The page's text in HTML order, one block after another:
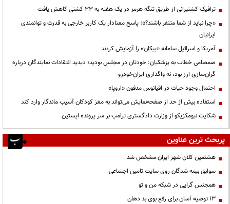
ترافیک کشتیرانی از طریق تنگه هرمز در یک هفته به ۳۳ کشتی کاهش یافت
«چرا نباید از شما متنفر باشند؟»؛ پاسخ معنادار یک کاربر خارجی به قدرت و توانمندی
ایرانیان
آمریکا و اسرائیل سامانه «پیکان» را آزمایش کردند
صمصامی خطاب به پزشکیان: خودتان در مجلس بودید؛ دیدید انتقادات نمایندگان درباره
گران‌سازی ارز بود، نه واگذاری ایران‌خودرو
احتمال وجود حیات در اقیانوس مدفون «اروپا»
استفاده بیش از حد از صفحه‌نمایش می‌تواند به مغز کودکان آسیب ماندگار وارد کند
شکایت نیومکزیکو از وزارت دادگستری ترامپ بر سر پرونده اپستین
پربحث ترین عناوین
هشتمین کلان شهر ایران مشخص شد
سوابق بیمه شدگان روی سایت تامین اجتماعی
همجنس گرایی در شبکه من و تو
13 توصیه آسان برای رفع بوی بد دهان